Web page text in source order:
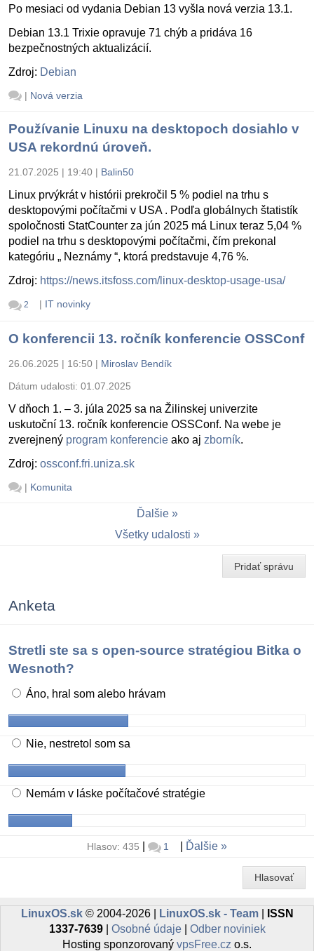
Po mesiaci od vydania Debian 13 vyšla nová verzia 13.1.
Debian 13.1 Trixie opravuje 71 chýb a pridáva 16
bezpečnostných aktualizácií.
Zdroj: Debian
| Nová verzia
Používanie Linuxu na desktopoch dosiahlo v
USA rekordnú úroveň.
21.07.2025 | 19:40 | Balin50
Linux prvýkrát v histórii prekročil 5 % podiel na trhu s
desktopovými počítačmi v USA . Podľa globálnych štatistík
spoločnosti StatCounter za jún 2025 má Linux teraz 5,04 %
podiel na trhu s desktopovými počítačmi, čím prekonal
kategóriu „ Neznámy “, ktorá predstavuje 4,76 %.
Zdroj: https://news.itsfoss.com/linux-desktop-usage-usa/
2 | IT novinky
O konferencii 13. ročník konferencie OSSConf
26.06.2025 | 16:50 | Miroslav Bendík
Dátum udalosti: 01.07.2025
V dňoch 1. – 3. júla 2025 sa na Žilinskej univerzite
uskutoční 13. ročník konferencie OSSConf. Na webe je
zverejnený program konferencie ako aj zborník.
Zdroj: ossconf.fri.uniza.sk
| Komunita
Ďalšie
Všetky udalosti
Pridať správu
Anketa
Stretli ste sa s open-source stratégiou Bitka o
Wesnoth?
Áno, hral som alebo hrávam
Nie, nestretol som sa
Nemám v láske počítačové stratégie
Hlasov: 435 1 Ďalšie
Hlasovať
LinuxOS.sk© 2004-2026 | LinuxOS.sk - Team|
ISSN
1337-7639| Osobné údaje| Odber noviniek
Hosting sponzorovaný vpsFree.cz o.s.